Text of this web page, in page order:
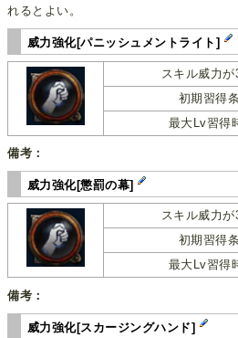
れるとよい。
威力強化[パニッシュメントライト]
スキル威力が
初期習得
最大Lv習得
備考：
威力強化[懲罰の幕]
スキル威力が
初期習得
最大Lv習得
備考：
威力強化[スカージングハンド]